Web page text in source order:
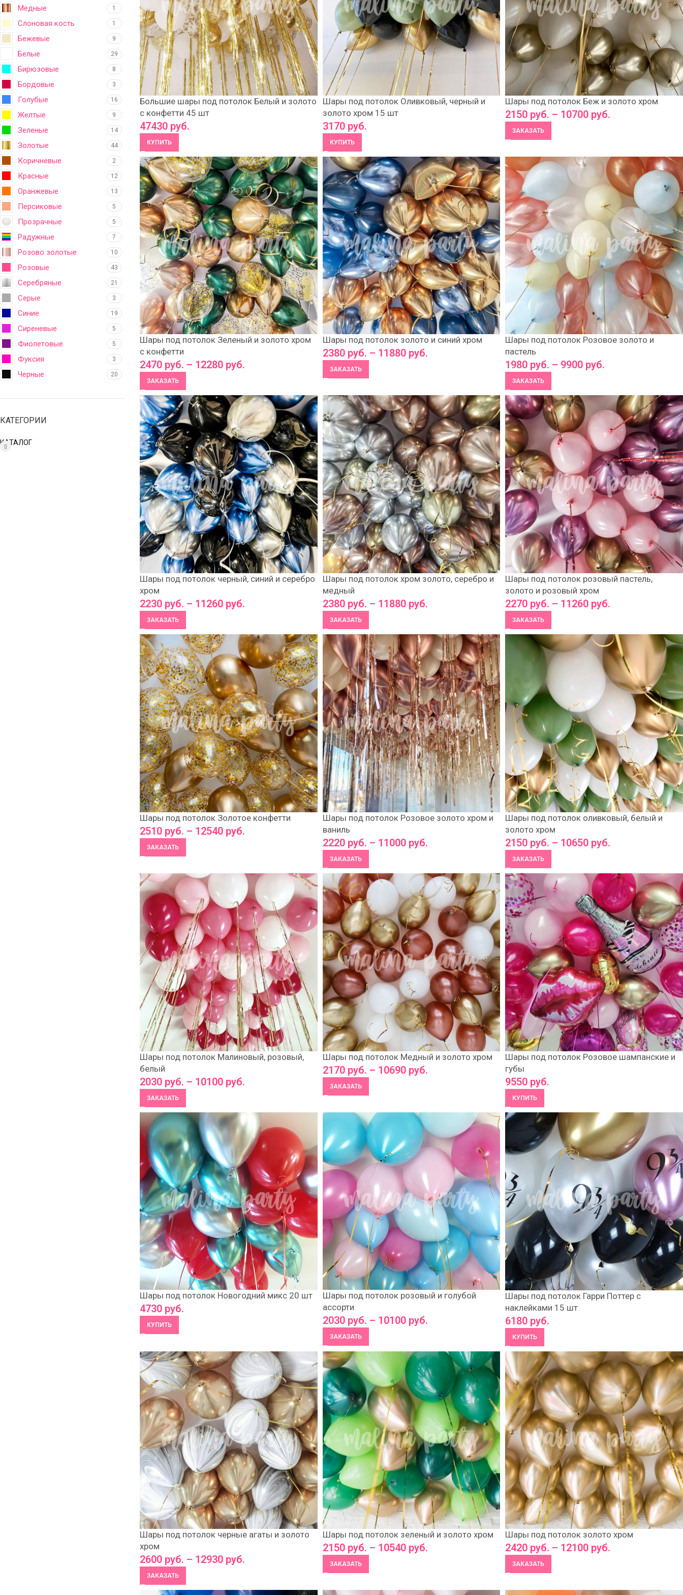
Медные 1
Слоновая кость 1
Бежевые 9
Белые 29
Бирюзовые 8
Бордовые 3
Голубые 16
Желтые 9
Зеленые 14
Золотые 44
Коричневые 2
Красные 12
Оранжевые 13
Персиковые 5
Прозрачные 5
Радужные 7
Розово золотые 10
Розовые 43
Серебряные 21
Серые 3
Синие 19
Сиреневые 5
Фиолетовые 5
Фуксия 3
Черные 20
КАТЕГОРИИ
КАТАЛОГ
Большие шары под потолок Белый и золото
с конфетти 45 шт
47430руб.
КУПИТЬ
Шары под потолок Оливковый, черный и
золото хром 15 шт
3170руб.
КУПИТЬ
Шары под потолок Беж и золото хром
2150 руб. – 10700 руб.
ЗАКАЗАТЬ
Шары под потолок Зеленый и золото хром
с конфетти
2470руб. – 12280руб.
ЗАКАЗАТЬ
Шары под потолок золото и синий хром
2380руб. – 11880руб.
ЗАКАЗАТЬ
Шары под потолок Розовое золото и
пастель
1980 руб. – 9900 руб.
ЗАКАЗАТЬ
Шары под потолок черный, синий и серебро
хром
2230руб. – 11260руб.
ЗАКАЗАТЬ
Шары под потолок хром золото, серебро и
медный
2380руб. – 11880руб.
ЗАКАЗАТЬ
Шары под потолок розовый пастель,
золото и розовый хром
2270 руб. – 11260 руб.
ЗАКАЗАТЬ
Шары под потолок Золотое конфетти
2510руб. – 12540руб.
ЗАКАЗАТЬ
Шары под потолок Розовое золото хром и
ваниль
2220руб. – 11000руб.
ЗАКАЗАТЬ
Шары под потолок оливковый, белый и
золото хром
2150 руб. – 10650 руб.
ЗАКАЗАТЬ
Шары под потолок Малиновый, розовый,
белый
2030руб. – 10100руб.
ЗАКАЗАТЬ
Шары под потолок Медный и золото хром
2170руб. – 10690руб.
ЗАКАЗАТЬ
Шары под потолок Розовое шампанские и
губы
9550 руб.
КУПИТЬ
Шары под потолок Новогодний микс 20 шт
4730руб.
КУПИТЬ
Шары под потолок розовый и голубой
ассорти
2030руб. – 10100руб.
ЗАКАЗАТЬ
Шары под потолок Гарри Поттер с
наклейками 15 шт
6180 руб.
КУПИТЬ
Шары под потолок черные агаты и золото
хром
2600руб. – 12930руб.
ЗАКАЗАТЬ
Шары под потолок зеленый и золото хром
2150руб. – 10540руб.
ЗАКАЗАТЬ
Шары под потолок золото хром
2420 руб. – 12100 руб.
ЗАКАЗАТЬ